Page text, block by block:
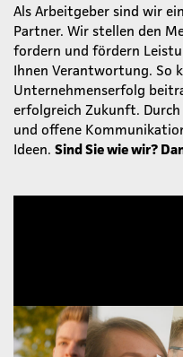
Als Arbeitgeber sind wir
Partner. Wir stellen den
fordern und fördern
Ihnen Verantwortung. So
Unternehmenserfolg
erfolgreich Zukunft.
und offene
Ideen. Sind Sie wie wir?